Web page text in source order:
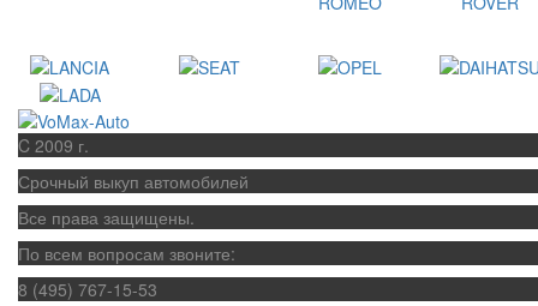
C 2009 г.
Срочный выкуп автомобилей
Все права защищены.
По всем вопросам звоните:
8 (495) 767-15-53